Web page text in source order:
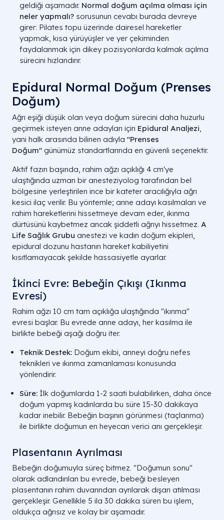
geldiği aşamadır. Normal doğum açılma olması için
neler yapmalı? sorusunun cevabı burada devreye
girer: Pilates topu üzerinde dairesel hareketler
yapmak, kısa yürüyüşler ve yer çekiminden
faydalanmak için dikey pozisyonlarda kalmak açılma
sürecini hızlandırır.
Epidural Normal Doğum (Prenses
Doğum)
Ağrı eşiği düşük olan veya doğum sürecini daha huzurlu
geçirmek isteyen anne adayları için Epidural Analjezi,
yani halk arasında bilinen adıyla "Prenses
Doğum" günümüz standartlarında en güvenli seçenektir.
Aktif fazın başında, rahim ağzı açıklığı 4 cm'ye
ulaştığında uzman bir anesteziyolog tarafından bel
bölgesine yerleştirilen ince bir kateter aracılığıyla ağrı
kesici ilaç verilir. Bu yöntemle; anne adayı kasılmaları ve
rahim hareketlerini hissetmeye devam eder, ıkınma
dürtüsünü kaybetmez ancak şiddetli ağrıyı hissetmez. A
Life Sağlık Grubu anestezi ve kadın doğum ekipleri,
epidural dozunu hastanın hareket kabiliyetini
kısıtlamayacak şekilde hassasiyetle ayarlar.
İkinci Evre: Bebeğin Çıkışı (Ikınma
Evresi)
Rahim ağzı 10 cm tam açıklığa ulaştığında "ıkınma"
evresi başlar. Bu evrede anne adayı, her kasılma ile
birlikte bebeği aşağı doğru iter.
Teknik Destek: Doğum ekibi, anneyi doğru nefes
teknikleri ve ıkınma zamanlaması konusunda
yönlendirir.
Süre: İlk doğumlarda 1-2 saati bulabilirken, daha önce
doğum yapmış kadınlarda bu süre 15-30 dakikaya
kadar inebilir. Bebeğin başının görünmesi (taçlanma)
ile birlikte doğumun en heyecan verici anı gerçekleşir.
Plasentanın Ayrılması
Bebeğin doğumuyla süreç bitmez. "Doğumun sonu"
olarak adlandırılan bu evrede, bebeği besleyen
plasentanın rahim duvarından ayrılarak dışarı atılması
gerçekleşir. Genellikle 5 ila 30 dakika süren bu işlem,
oldukça ağrısız ve kolay bir aşamadır.